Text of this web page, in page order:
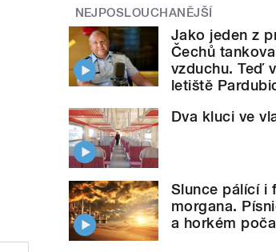
NEJPOSLOUCHANĚJŠÍ
Jako jeden z
Čechů
vzduchu. Teď
letiště
Dva kluci ve
Slunce pálící i
morgana.
a horkém